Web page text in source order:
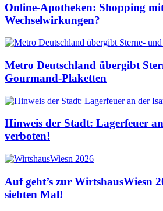
Online-Apotheken: Shopping
Wechselwirkungen?
Metro Deutschland übergibt
Gourmand-Plaketten
Hinweis der Stadt: Lagerfeuer
verboten!
Auf geht’s zur WirtshausWiesn
siebten Mal!